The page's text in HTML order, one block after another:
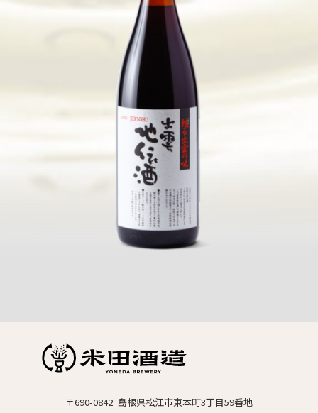
〒690-0842 島根県松江市東本町3丁目59番地